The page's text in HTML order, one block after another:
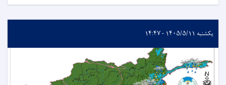
یکشنبه ۱۴۰۵/۵/۱۱ - ۱۴:۴۷